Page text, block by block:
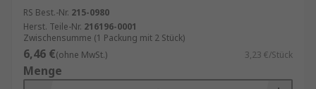
Strafverfolgungsbehörden
RS Best.-Nr. 215-0980
Herst. Teile-Nr. 216196-0001
Zwischensumme (1 Packung mit 2 Stück)
6,46 €(ohne MwSt.) 3,23 €/Stück
Menge